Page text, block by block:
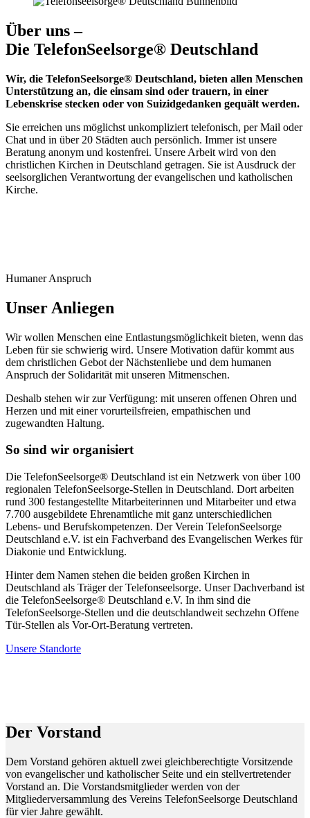
Über uns –
Die TelefonSeelsorge® Deutschland
Wir, die TelefonSeelsorge® Deutschland, bieten allen Menschen
Unterstützung an, die einsam sind oder trauern, in einer
Lebenskrise stecken oder von Suizidgedanken gequält werden.
Sie erreichen uns möglichst unkompliziert telefonisch, per Mail oder
Chat und in über 20 Städten auch persönlich. Immer ist unsere
Beratung anonym und kostenfrei. Unsere Arbeit wird von den
christlichen Kirchen in Deutschland getragen. Sie ist Ausdruck der
seelsorglichen Verantwortung der evangelischen und katholischen
Kirche.
Humaner Anspruch
Unser Anliegen
Wir wollen Menschen eine Entlastungsmöglichkeit bieten, wenn das
Leben für sie schwierig wird. Unsere Motivation dafür kommt aus
dem christlichen Gebot der Nächstenliebe und dem humanen
Anspruch der Solidarität mit unseren Mitmenschen.
Deshalb stehen wir zur Verfügung: mit unseren offenen Ohren und
Herzen und mit einer vorurteilsfreien, empathischen und
zugewandten Haltung.
So sind wir organisiert
Die TelefonSeelsorge® Deutschland ist ein Netzwerk von über 100
regionalen TelefonSeelsorge-Stellen in Deutschland. Dort arbeiten
rund 300 festangestellte Mitarbeiterinnen und Mitarbeiter und etwa
7.700 ausgebildete Ehrenamtliche mit ganz unterschiedlichen
Lebens- und Berufskompetenzen. Der Verein TelefonSeelsorge
Deutschland e.V. ist ein Fachverband des Evangelischen Werkes für
Diakonie und Entwicklung.
Hinter dem Namen stehen die beiden großen Kirchen in
Deutschland als Träger der Telefonseelsorge. Unser Dachverband ist
die TelefonSeelsorge® Deutschland e.V. In ihm sind die
TelefonSeelsorge-Stellen und die deutschlandweit sechzehn Offene
Tür-Stellen als Vor-Ort-Beratung vertreten.
Unsere Standorte
Der Vorstand
Dem Vorstand gehören aktuell zwei gleichberechtigte Vorsitzende
von evangelischer und katholischer Seite und ein stellvertretender
Vorstand an. Die Vorstandsmitglieder werden von der
Mitgliederversammlung des Vereins TelefonSeelsorge Deutschland
für vier Jahre gewählt.